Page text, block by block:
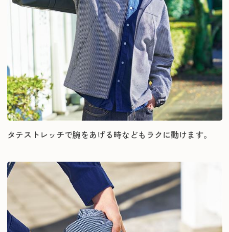
タテストレッチで腕をあげる時などもラクに動けます。